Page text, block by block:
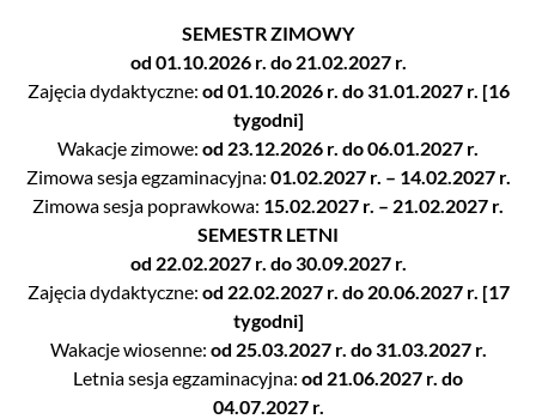
SEMESTR ZIMOWY
od 01.10.2026 r. do 21.02.2027 r.
Zajęcia dydaktyczne: od 01.10.2026 r. do 31.01.2027 r. [16
tygodni]
Wakacje zimowe: od 23.12.2026 r. do 06.01.2027 r.
Zimowa sesja egzaminacyjna: 01.02.2027 r. – 14.02.2027 r.
Zimowa sesja poprawkowa: 15.02.2027 r. – 21.02.2027 r.
SEMESTR LETNI
od 22.02.2027 r. do 30.09.2027 r.
Zajęcia dydaktyczne: od 22.02.2027 r. do 20.06.2027 r. [17
tygodni]
Wakacje wiosenne: od 25.03.2027 r. do 31.03.2027 r.
Letnia sesja egzaminacyjna: od 21.06.2027 r. do
04.07.2027 r.